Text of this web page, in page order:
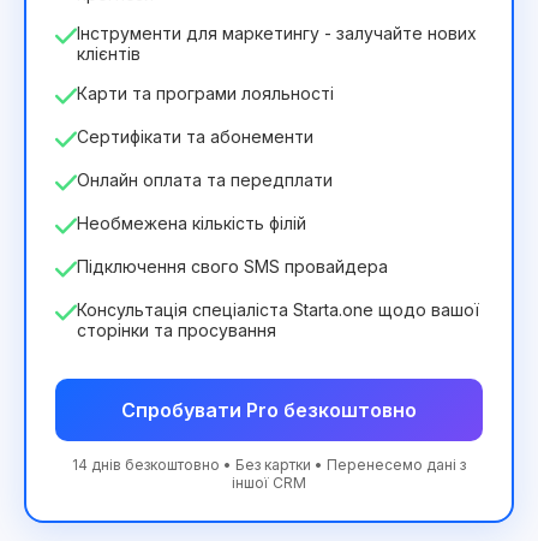
Інструменти для маркетингу - залучайте нових
клієнтів
Карти та програми лояльності
Сертифікати та абонементи
Онлайн оплата та передплати
Необмежена кількість філій
Підключення свого SMS провайдера
Консультація спеціаліста Starta.one щодо вашої
сторінки та просування
Спробувати Pro безкоштовно
14 днів безкоштовно • Без картки • Перенесемо дані з
іншої CRM